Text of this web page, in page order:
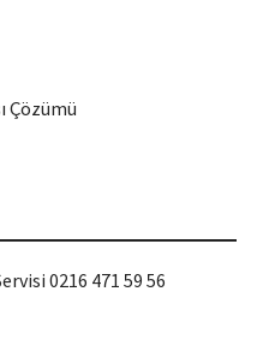
Çözümü
0216 471 59 56